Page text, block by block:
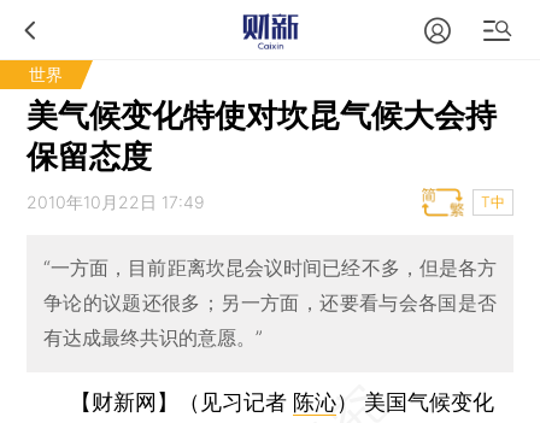
世界
美气候变化特使对坎昆气候大会持
保留态度
2010年10月22日 17:49 T中
“一方面，目前距离坎昆会议时间已经不多，但是各方
争论的议题还很多；另一方面，还要看与会各国是否
有达成最终共识的意愿。”
【财新网】（见习记者 陈沁）
美国气候变化